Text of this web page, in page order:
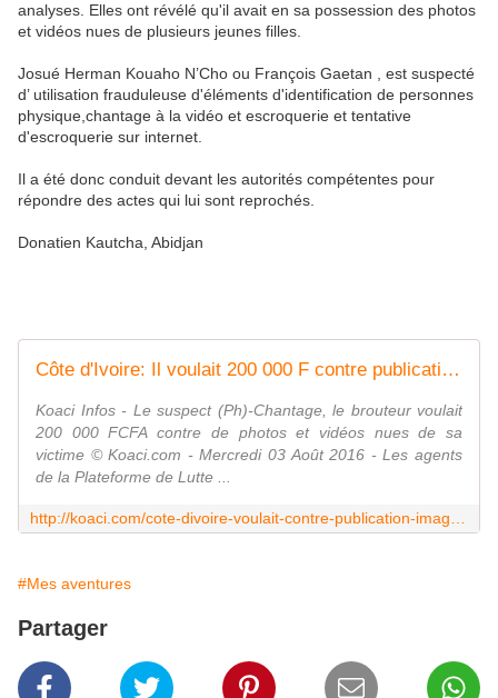
analyses. Elles ont révélé qu'il avait en sa possession des photos
et vidéos nues de plusieurs jeunes filles.
Josué Herman Kouaho N’Cho ou François Gaetan , est suspecté
d’ utilisation frauduleuse d'éléments d'identification de personnes
physique,chantage à la vidéo et escroquerie et tentative
d'escroquerie sur internet.
Il a été donc conduit devant les autorités compétentes pour
répondre des actes qui lui sont reprochés.
Donatien Kautcha, Abidjan
Côte d'Ivoire: Il voulait 200 000 F contre publication des images dénudées de son "amoureuse", pris avec des vidéos nues de plusieurs filles - Koaci Infos
Koaci Infos - Le suspect (Ph)-Chantage, le brouteur voulait
200 000 FCFA contre de photos et vidéos nues de sa
victime © Koaci.com - Mercredi 03 Août 2016 - Les agents
de la Plateforme de Lutte ...
#Mes aventures
Partager